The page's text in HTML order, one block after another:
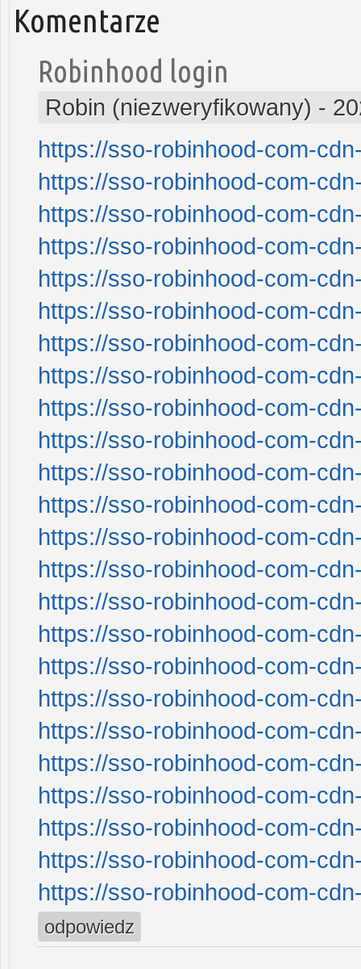
Komentarze
Robinhood login
Robin (niezweryfikowany) -
https://sso-robinhood-com-
https://sso-robinhood-com-
https://sso-robinhood-com-
https://sso-robinhood-com-
https://sso-robinhood-com-
https://sso-robinhood-com-
https://sso-robinhood-com-
https://sso-robinhood-com-
https://sso-robinhood-com-
https://sso-robinhood-com-
https://sso-robinhood-com-
https://sso-robinhood-com-
https://sso-robinhood-com-
https://sso-robinhood-com-
https://sso-robinhood-com-
https://sso-robinhood-com-
https://sso-robinhood-com-
https://sso-robinhood-com-
https://sso-robinhood-com-
https://sso-robinhood-com-
https://sso-robinhood-com-
https://sso-robinhood-com-
https://sso-robinhood-com-
https://sso-robinhood-com-
odpowiedz